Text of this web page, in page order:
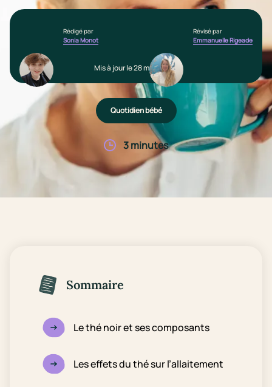
Rédigé par
Sonia Monot
Révisé par
Emmanuelle Rigeade
Mis à jour le 28 mars 2025
Quotidien bébé
3 minutes
Sommaire
Le thé noir et ses composants
Les effets du thé sur l’allaitement